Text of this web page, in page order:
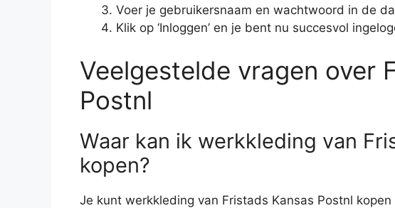
Voer je gebruikersnaam en wachtwoord in de
Klik op ‘Inloggen’ en je bent nu succesvol
Veelgestelde vragen over
Postnl
Waar kan ik werkkleding van
kopen?
Je kunt werkkleding van Fristads Kansas Postnl